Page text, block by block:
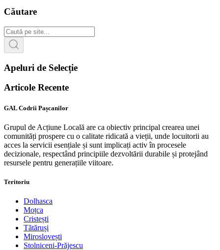
Căutare
Apeluri de Selecție
Articole Recente
GAL Codrii Pașcanilor
Grupul de Acțiune Locală are ca obiectiv principal crearea unei
comunități prospere cu o calitate ridicată a vieții, unde locuitorii au
acces la servicii esențiale și sunt implicați activ în procesele
decizionale, respectând principiile dezvoltării durabile și protejând
resursele pentru generațiile viitoare.
Teritoriu
Dolhasca
Moțca
Cristești
Tătăruși
Miroslovești
Stolniceni-Prăjescu